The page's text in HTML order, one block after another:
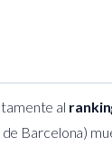
al
Barcelona)